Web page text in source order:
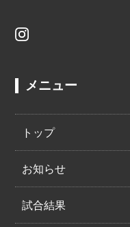
メニュー
トップ
お知らせ
試合結果